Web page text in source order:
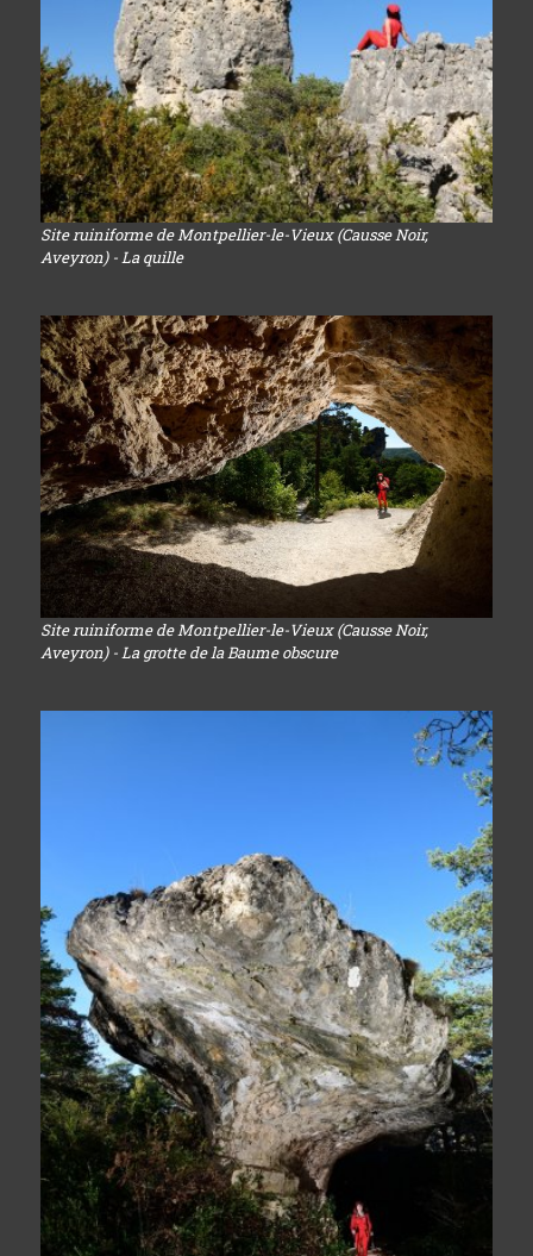
Site ruiniforme de Montpellier-le-Vieux (Causse Noir,
Aveyron) - La quille
Site ruiniforme de Montpellier-le-Vieux (Causse Noir,
Aveyron) - La grotte de la Baume obscure